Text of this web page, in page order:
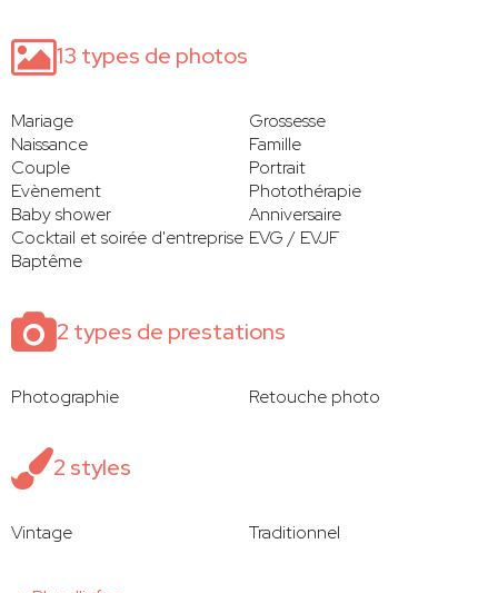
13 types de photos
Mariage
Grossesse
Naissance
Famille
Couple
Portrait
Evènement
Photothérapie
Baby shower
Anniversaire
Cocktail et soirée d'entreprise EVG / EVJF
Baptême
2 types de prestations
Photographie Retouche photo
2 styles
Vintage Traditionnel